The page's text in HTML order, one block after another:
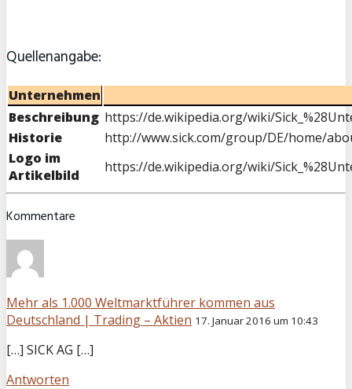
Quellenangabe:
Unternehmen
Beschreibung https://de.wikipedia.org/wiki/
Historie
http://www.sick.com/group/DE/home/
Logo im
Artikelbild
https://de.wikipedia.org/wiki/
Kommentare
Mehr als 1.000 Weltmarktführer kommen aus
Deutschland | Trading – Aktien 17. Januar 2016 um 10:43
[…] SICK AG […]
Antworten